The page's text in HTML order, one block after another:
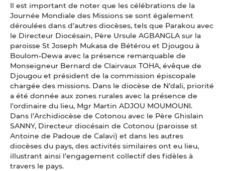
Il est important de noter que les célébrations de la
Journée Mondiale des Missions se sont également
déroulées dans d’autres diocèses, tels que Parakou avec
le Directeur Diocésain, Père Ursule AGBANGLA sur la
paroisse St Joseph Mukasa de Bétérou et Djougou à
Boulom-Dewa avec la présence remarquable de
Monseigneur Bernard de Clairvaux TOHA, évêque de
Djougou et président de la commission épiscopale
chargée des missions. Dans le diocèse de N’dali, priorité
a été donnée aux zones rurales avec la présence de
l’ordinaire du lieu, Mgr Martin ADJOU MOUMOUNI.
Dans l’Archidiocèse de Cotonou avec le Père Ghislain
SANNY, Directeur diocésain de Cotonou (paroisse st
Antoine de Padoue de Calavi) et dans les autres
diocèses du pays, des activités similaires ont eu lieu,
illustrant ainsi l’engagement collectif des fidèles à
travers le pays.